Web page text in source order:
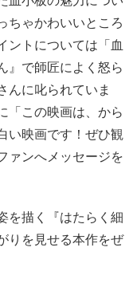
ちゃかわいいところ
ントについては「血
』で師匠によく怒ら
んに叱られていま
「この映画は、から
い映画です！ぜひ観
ァンへメッセージを
を描く『はたらく細
りを見せる本作をぜ